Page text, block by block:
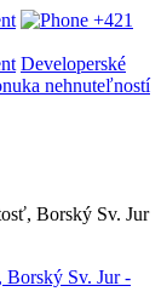
+421
Developerské
nehnuteľností
Borský Sv. Jur